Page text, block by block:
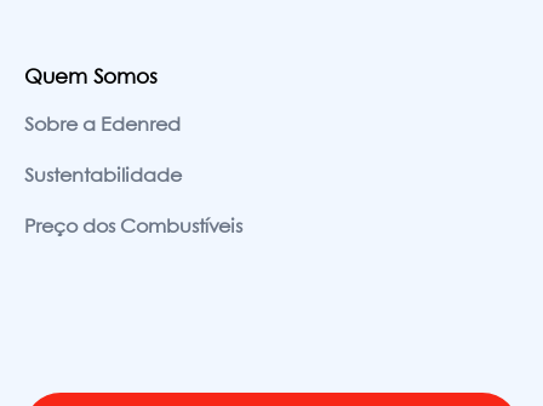
Quem Somos
Sobre a Edenred
Sustentabilidade
Preço dos Combustíveis